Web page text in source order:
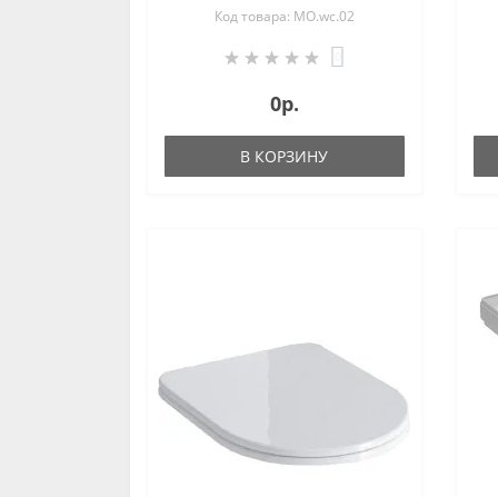
глянцевый
Код товара: MO.wc.02
0р.
В КОРЗИНУ